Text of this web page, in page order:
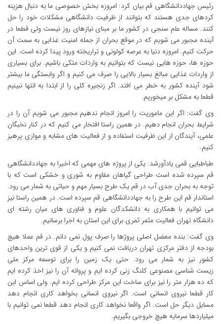
رئیس جهاددانشگاهی قم بیان کرد: امروزه بخش خصوصی ما به دنبال هزینه
کردهای جدی هستند که بتوانند از ظرفیت دانشگاهی مشکلات خود را حل
کنند. مساله علم سنجی در کشور ما بر مبنای نیازهای روز نیست ولی قطعا در
آینده مجبور می شویم که در موقع بحران از جمله امنیت غذایی به سمت آن
حرکت کنیم. امروزه دنیا به عرصه کولونی و تراریخته ورود پیدا کرده است. این
حوزه ها، حوزه هایی نیست که بتوانیم به واردات متکی باشیم. برای بسیاری
از واردات غذایی مبالغ بسیار بالایی را صرف می کنیم و اگر وابستگی ما بیشتر
شود آینده کشور به خطر می افتد. اگر زنجیره کلی را از ابتدا به انتها نبینیم
قطعا به مشکل بر میخوریم.
وی گفت: اگر این ماموریت را امروز انجام ندهیم مجبور می شویم آن را در
شرایط بحران انجام دهیم. در همین راستا افتخار می کنیم که در کنار نخبگان
علمی، آیندگان از این ظرفیت استفاده و از فعالیت های مشابه و موازی پرهیز
کنیم.
طباطبایی قمی یادآورشد: یکی از پروژه های مهمی که اخیرا به جهاددانشگاهی
قم سپرده شده است طراحی گیاهان مقاوم به شوری و خشکی است که با
توجه به بحران جدی آب در قم یک طرح بسیار مهم و حیاتی به شمار می رود.
استاندار قم این طرح را به جهاددانشگاهی قم سپرده است. در همین راستا نیز
می توانیم با همکاری به دانشکدگان علوم و فناوری های میان رشته ای
دانشگاه تهران فعالیت مثمر ثمری برای این استان به اجرا برسانیم.
وی گفت: بنده معضل اصلی پروژها را صرف پول نمی دانم. در قم عملا هیچ
بودجه از دفتر مرکزی تهران دریافت نمی کنیم و یکی از قوی ترین واحدهای
کشور نیز به شمار می رود. حتی یک زمین را برای توسعه مرکز ملی
زیست شناسی مصنوعی کلنگ زنی کرده ایم و پروانه آن را نیز اخذ کرده ایم
که ده هزار متر را نیز برای ساخت این مرکز طراحی کرده ایم. ولی اساس این
کار قطعا نیروی انسانی است. اگر نیروی انسانی بخواهد کاری انجام دهد
مسایل دیگر حل است. اگر واقعا نخواهد کاری انجام دهد قطعا نمی توانیم با
میلیاردها سرمایه هیچ خروجی بگیریم.